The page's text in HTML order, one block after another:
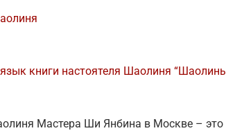
книги настоятеля Шаолиня “Шаолинь
Мастера Ши Янбина в Москве – это